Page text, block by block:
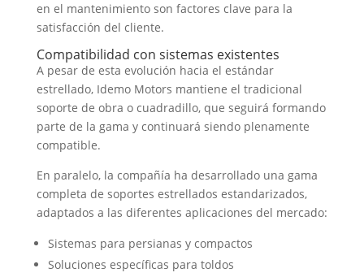
en el mantenimiento son factores clave para la
satisfacción del cliente.
Compatibilidad con sistemas existentes
A pesar de esta evolución hacia el estándar
estrellado, Idemo Motors mantiene el tradicional
soporte de obra o cuadradillo, que seguirá formando
parte de la gama y continuará siendo plenamente
compatible.
En paralelo, la compañía ha desarrollado una gama
completa de soportes estrellados estandarizados,
adaptados a las diferentes aplicaciones del mercado:
Sistemas para persianas y compactos
Soluciones específicas para toldos